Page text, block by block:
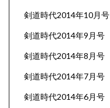
剣道時代2014年10月号
剣道時代2014年9月号
剣道時代2014年8月号
剣道時代2014年7月号
剣道時代2014年6月号